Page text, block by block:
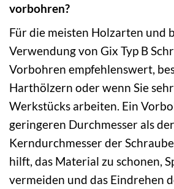
vorbohren?
Für die meisten Holzarten und
Verwendung von Gix Typ B
Vorbohren empfehlenswert,
Harthölzern oder wenn Sie
Werkstücks arbeiten. Ein
geringeren Durchmesser als der
Kerndurchmesser der
hilft, das Material zu schonen,
vermeiden und das Eindrehen